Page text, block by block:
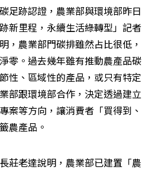
足跡認證，農業部與環境部昨日
新里程，永續生活綠轉型」記者
，農業部門碳排雖然占比很低，
零。過去幾年雖有推動農產品碳
性、區域性的產品，或只有特定
部跟環境部合作，決定透過建立
案等方向，讓消費者「買得到、
農產品。
莊老達說明，農業部已建置「農